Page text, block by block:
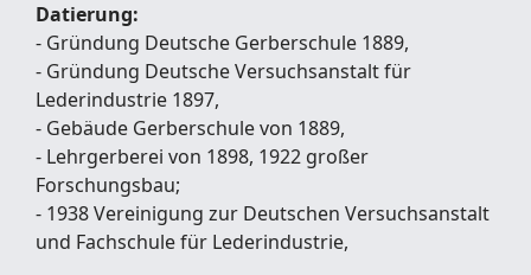
Datierung:
- Gründung Deutsche Gerberschule 1889,
- Gründung Deutsche Versuchsanstalt für
Lederindustrie 1897,
- Gebäude Gerberschule von 1889,
- Lehrgerberei von 1898, 1922 großer
Forschungsbau;
- 1938 Vereinigung zur Deutschen Versuchsanstalt
und Fachschule für Lederindustrie,